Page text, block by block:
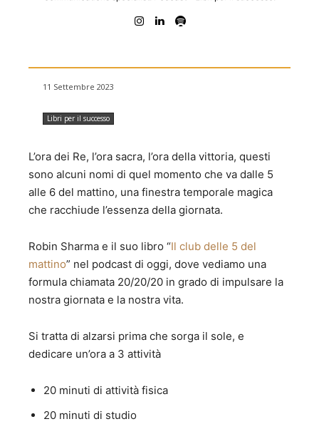
11 Settembre 2023
Libri per il successo
L’ora dei Re, l’ora sacra, l’ora della vittoria, questi
sono alcuni nomi di quel momento che va dalle 5
alle 6 del mattino, una finestra temporale magica
che racchiude l’essenza della giornata.
Robin Sharma e il suo libro “Il club delle 5 del
mattino” nel podcast di oggi, dove vediamo una
formula chiamata 20/20/20 in grado di impulsare la
nostra giornata e la nostra vita.
Si tratta di alzarsi prima che sorga il sole, e
dedicare un’ora a 3 attività
20 minuti di attività fisica
20 minuti di studio